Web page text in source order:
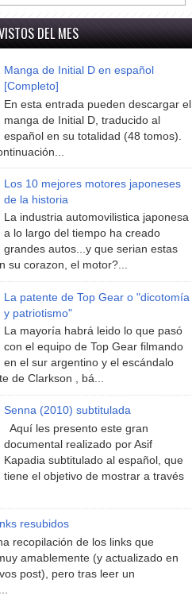
DEL MES
Manga de Initial D en español
[Completo]
En esta entrada pueden descargar el
manga de Initial D, traducido al
español en su totalidad (48 tomos).
Los 10 mejores motores japoneses
de la historia
La industria automovilistica japonesa
a lo largo del tiempo ha creado
grandes autos...y que serian estas
su corazon, el motor?...
La patente de Top Gear o "dicotomía
y patriotismo"
La mayoría habrá leido lo que pasó
con el equipo de Top Gear filmando
en el sur argentino y el escándalo
de Clarkson , bá...
Senna (2010) subtitulada
Aquí les presento este gran
documental realizado por Asif
Kapadia subtitulado al español, que
tiene el objetivo de mostrar a través
resubidos
recopilación de los links que
amablemente (y actualizado en
post), pero tras leer un